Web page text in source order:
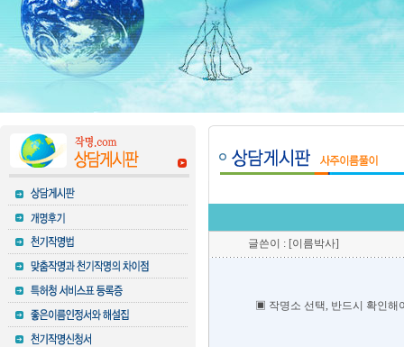
글쓴이 : [이름박사]
▣ 작명소 선택, 반드시 확인해